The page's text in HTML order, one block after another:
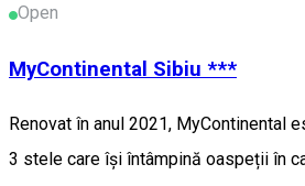
Open
MyContinental Sibiu ***
Renovat în anul 2021, MyContinental
3 stele care își întâmpină oaspeții în